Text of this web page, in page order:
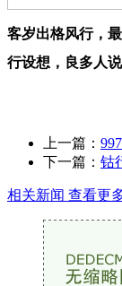
客岁出格风行，
行设想，良多人说
上一篇：
下一篇： 钴
相关新闻 查看更